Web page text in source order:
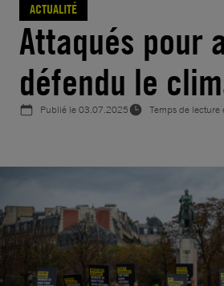
ACTUALITÉ
Attaqués pour
défendu le
Publié le03.07.2025 Temps de lecture